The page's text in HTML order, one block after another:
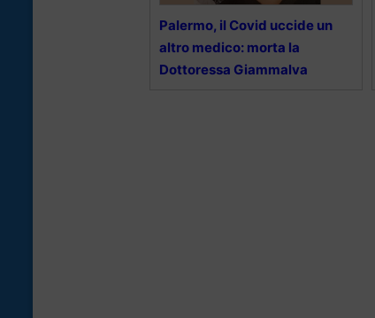
Palermo, il Covid uccide un
altro medico: morta la
Dottoressa Giammalva